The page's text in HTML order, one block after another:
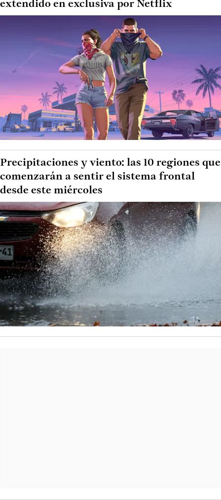
extendido en exclusiva por Netflix
Precipitaciones y viento: las 10 regiones que
comenzarán a sentir el sistema frontal
desde este miércoles